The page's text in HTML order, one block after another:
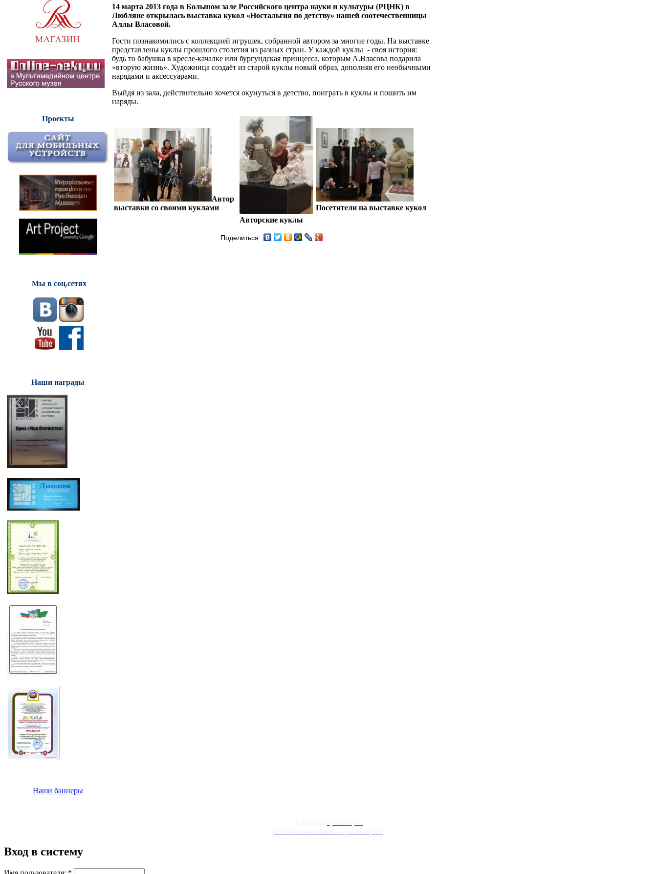
Проекты
Мы в соц.сетях
Наши награды
Наши баннеры
14 марта 2013 года в Большом зале Российского центра науки и культуры (РЦНК) в
Любляне открылась выставка кукол «Ностальгия по детству» нашей соотечественницы
Аллы Власовой.
Гости познакомились с коллекцией игрушек, собранной автором за многие годы. На выставке
представлены куклы прошлого столетия из разных стран. У каждой куклы - своя история:
будь то бабушка в кресле-качалке или бургундская принцесса, которым А.Власова подарила
«вторую жизнь». Художница создаёт из старой куклы новый образ, дополняя его необычными
нарядами и аксессуарами.
Выйдя из зала, действительно хочется окунуться в детство, поиграть в куклы и пошить им
наряды.
Автор
выставки со своими куклами
Авторские куклы
Посетители на выставке кукол
Поделиться
Вход в систему